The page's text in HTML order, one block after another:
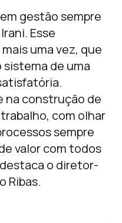
gestão sempre
Esse
uma vez, que
de uma
na construção de
com olhar
sempre
valor com todos
o diretor-
Ribas.